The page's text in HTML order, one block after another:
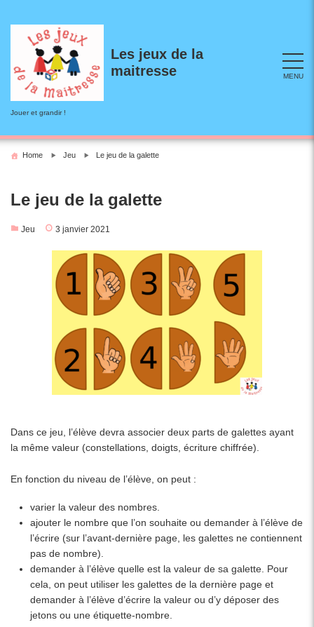
content
Les jeux de la
maitresse
Jouer et grandir !
MENU
Home Jeu Le jeu de la galette
Le jeu de la galette
Jeu 3 janvier 2021
Dans ce jeu, l’élève devra associer deux parts de galettes ayant
la même valeur (constellations, doigts, écriture chiffrée).
En fonction du niveau de l’élève, on peut :
varier la valeur des nombres.
ajouter le nombre que l’on souhaite ou demander à l’élève de
l’écrire (sur l’avant-dernière page, les galettes ne contiennent
pas de nombre).
demander à l’élève quelle est la valeur de sa galette. Pour
cela, on peut utiliser les galettes de la dernière page et
demander à l’élève d’écrire la valeur ou d’y déposer des
jetons ou une étiquette-nombre.